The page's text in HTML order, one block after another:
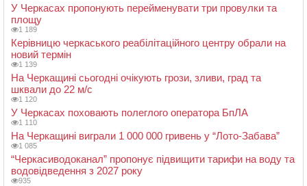
У Черкасах пропонують перейменувати три провулки та
площу
1 189
Керівницю черкаського реабілітаційного центру обрали на
новий термін
1 139
На Черкащині сьогодні очікують грози, зливи, град та
шквали до 22 м/с
1 120
У Черкасах поховають полеглого оператора БпЛА
1 110
На Черкащині виграли 1 000 000 гривень у “Лото-Забава”
1 085
“Черкасиводоканал” пропонує підвищити тарифи на воду та
водовідведення з 2027 року
935